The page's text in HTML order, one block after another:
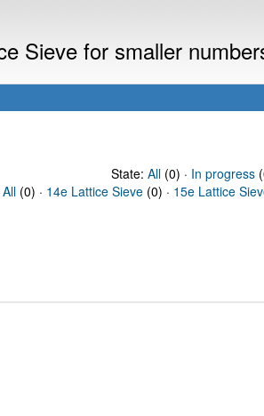
Sieve for smaller
State: All(0) · In progress
All (0) · 14e Lattice Sieve (0) · 15e Lattice